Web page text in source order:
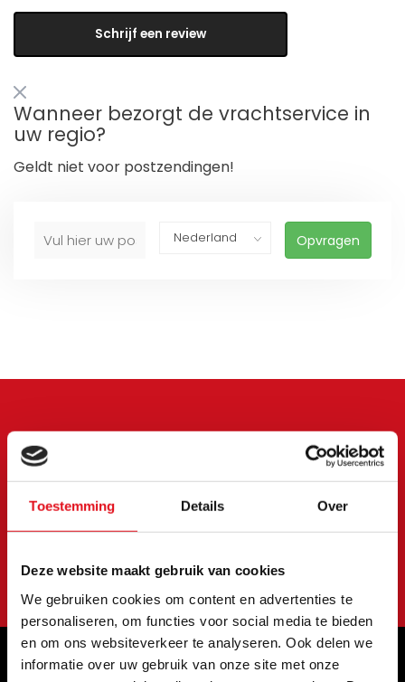
Toestemming Details Over
Deze website maakt gebruik van cookies
We gebruiken cookies om content en advertenties te
personaliseren, om functies voor social media te bieden
en om ons websiteverkeer te analyseren. Ook delen we
informatie over uw gebruik van onze site met onze
Schrijf een review
Wanneer bezorgt de vrachtservice in
uw regio?
Geldt niet voor postzendingen!
Opvragen
Meld je aan voor onze
nieuwsbrief
Blijf op de hoogte van onze laatste acties en